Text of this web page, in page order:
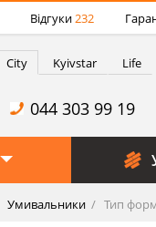
Відгуки232
City Kyivstar Life
044 303 99 19
Умивальники Тип